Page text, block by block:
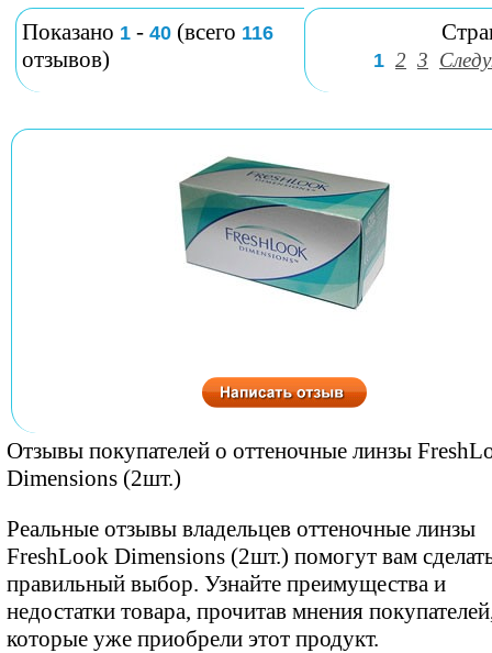
Показано 1 - 40 (всего 116
отзывов) 1 2 3
Отзывы покупателей о оттеночные линзы
Dimensions (2шт.)
Реальные отзывы владельцев оттеночные линзы
FreshLook Dimensions (2шт.) помогут вам
правильный выбор. Узнайте преимущества и
недостатки товара, прочитав мнения
которые уже приобрели этот продукт.